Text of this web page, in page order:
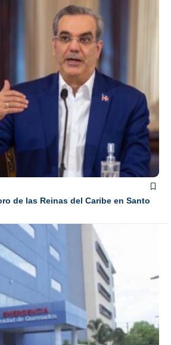
de las Reinas del Caribe en Santo